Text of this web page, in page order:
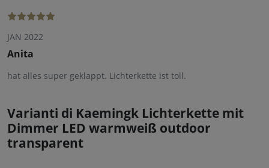
JAN 2022
Anita
hat alles super geklappt. Lichterkette ist toll.
Varianti di Kaemingk Lichterkette mit
Dimmer LED warmweiß outdoor
transparent